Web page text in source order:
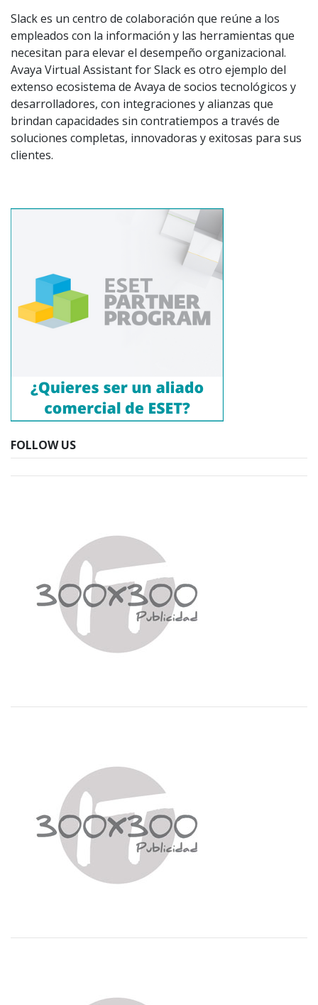
Slack es un centro de colaboración que reúne a los
empleados con la información y las herramientas que
necesitan para elevar el desempeño organizacional.
Avaya Virtual Assistant for Slack es otro ejemplo del
extenso ecosistema de Avaya de socios tecnológicos y
desarrolladores, con integraciones y alianzas que
brindan capacidades sin contratiempos a través de
soluciones completas, innovadoras y exitosas para sus
clientes.
FOLLOW US